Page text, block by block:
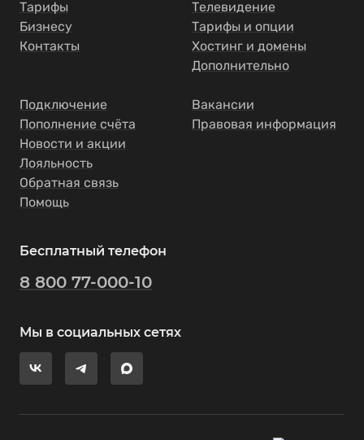
Тарифы
Бизнесу
Контакты
Телевидение
Тарифы и опции
Хостинг и домены
Дополнительно
Подключение
Пополнение счёта
Новости и акции
Лояльность
Обратная связь
Помощь
Вакансии
Правовая информация
Бесплатный телефон
8 800 77-000-10
Мы в социальных сетях